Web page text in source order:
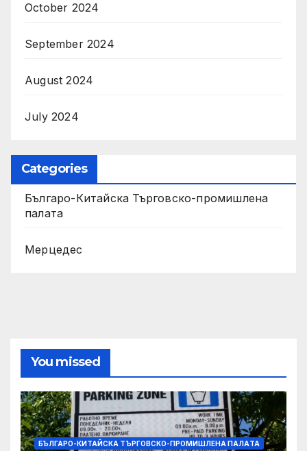
October 2024
September 2024
August 2024
July 2024
Categories
Българо-Китайска Търговско-промишлена
палaта
Мерцедес
You missed
БЪЛГАРО-КИТАЙСКА ТЪРГОВСКО-ПРОМИШЛЕНА ПАЛAТА